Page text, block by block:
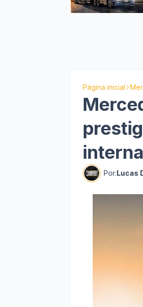
Página inicial
Por:Lucas